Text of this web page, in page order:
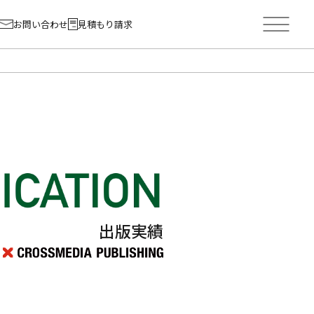
お問い合わせ 見積もり請求
出版実績